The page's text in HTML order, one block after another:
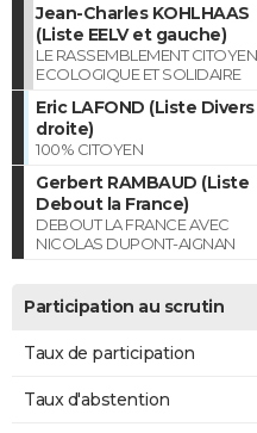
Jean-Charles KOHLHAAS
(Liste EELV et gauche)
LE RASSEMBLEMENT CITOYEN,
ECOLOGIQUE ET SOLIDAIRE
Eric LAFOND (Liste Divers
droite)
100% CITOYEN
Gerbert RAMBAUD (Liste
Debout la France)
DEBOUT LA FRANCE AVEC
NICOLAS DUPONT-AIGNAN
Participation au scrutin
Taux de participation
Taux d'abstention